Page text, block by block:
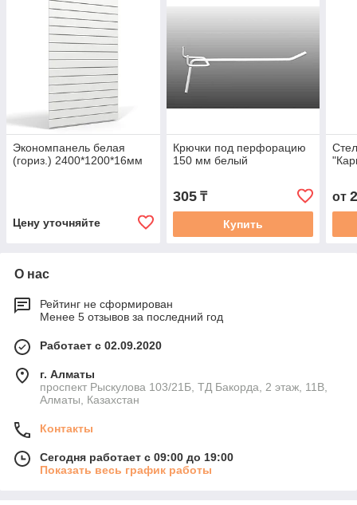
Экономпанель белая
(гориз.) 2400*1200*16мм
Цену уточняйте
Крючки под перфорацию
150 мм белый
305₸
Купить
от
О нас
Рейтинг не сформирован
Менее 5 отзывов за последний год
Работает с 02.09.2020
г. Алматы
проспект Рыскулова 103/21Б, ТД Бакорда, 2 этаж, 11В,
Алматы, Казахстан
Контакты
Сегодня работает с 09:00 до 19:00
Показать весь график работы